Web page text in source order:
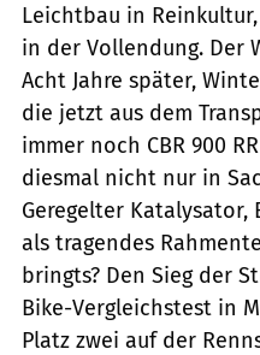
Leichtbau in
in der Vollendung. Der
Acht Jahre später,
die jetzt aus dem
immer noch CBR 900
diesmal nicht nur in
Geregelter
als tragendes
bringts? Den Sieg der
Bike-Vergleichstest in
Platz zwei auf der